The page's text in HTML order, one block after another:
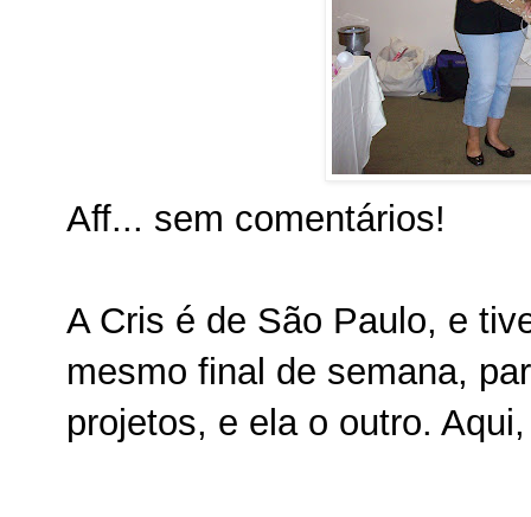
Aff... sem comentários!
A Cris é de São Paulo, e
mesmo final de semana,
projetos, e ela o outro.